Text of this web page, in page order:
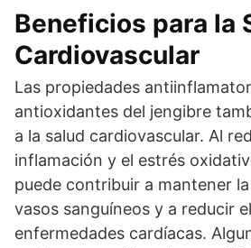
Beneficios para la
Cardiovascular
Las propiedades
antioxidantes del jengibre
a la salud cardiovascular. Al
inflamación y el estrés
puede contribuir a mantener
vasos sanguíneos y a reducir
enfermedades cardíacas.